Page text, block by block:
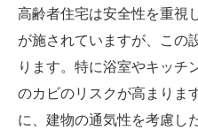
高齢者住宅は安全性を重視
が施されていますが、この
ります。特に浴室やキッチ
のカビのリスクが高まりま
に、建物の通気性を考慮し